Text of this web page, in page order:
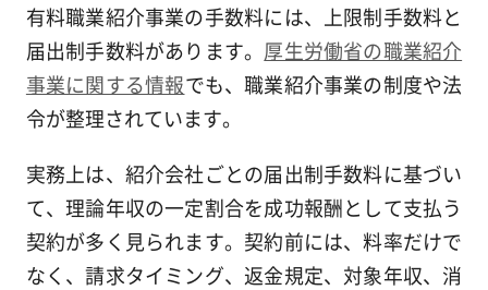
有料職業紹介事業の手数料には、上限制手数料と
届出制手数料があります。 厚生労働省の職業紹介
事業に関する情報でも、職業紹介事業の制度や法
令が整理されています。
実務上は、紹介会社ごとの届出制手数料に基づい
て、理論年収の一定割合を成功報酬として支払う
契約が多く見られます。契約前には、料率だけで
なく、請求タイミング、返金規定、対象年収、消